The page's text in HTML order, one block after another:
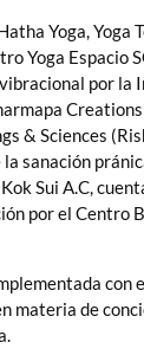
Yoga, Yoga
Yoga Espacio
por la
& Sciences
sanación
Sui A.C,
por el Centro
con
materia de